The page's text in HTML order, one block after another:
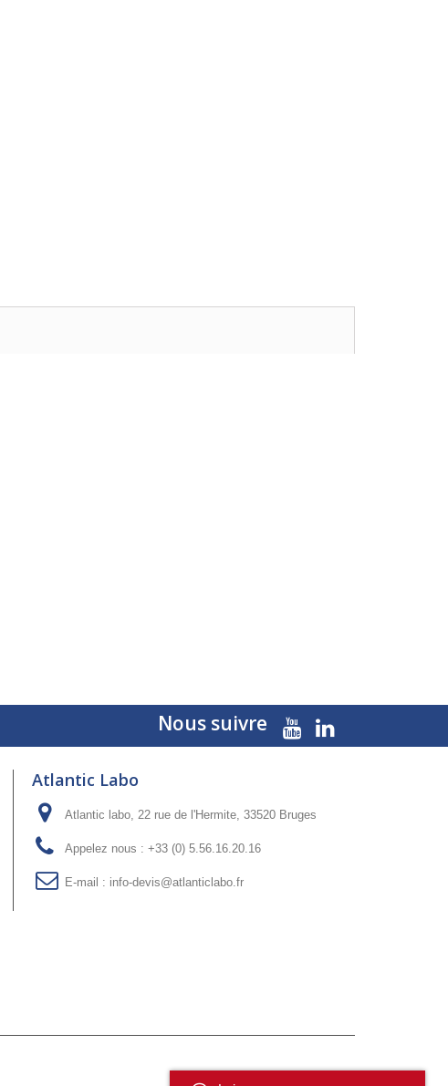
Nous suivre
Atlantic Labo
Atlantic labo, 22 rue de l'Hermite, 33520 Bruges
Appelez nous : +33 (0) 5.56.16.20.16
E-mail : info-devis@atlanticlabo.fr